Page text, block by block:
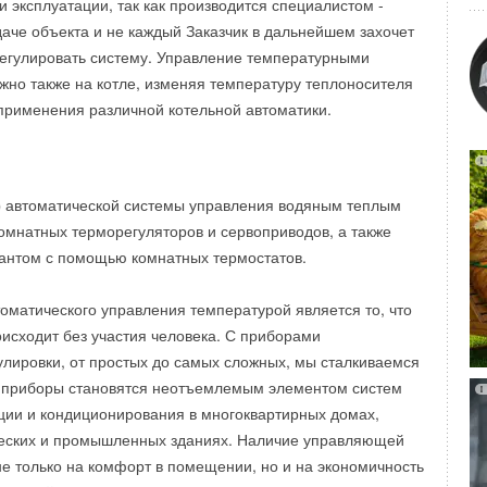
так как производится специалистом -
объекта и не каждый Заказчик в дальнейшем захочет
систему. Управление температурными
также на котле, изменяя температуру теплоносителя
различной котельной автоматики.
системы управления водяным теплым
терморегуляторов и сервоприводов, а также
с помощью комнатных термостатов.
управления температурой является то, что
без участия человека. С приборами
от простых до самых сложных, мы сталкиваемся
становятся неотъемлемым элементом систем
и кондиционирования в многоквартирных домах,
и промышленных зданиях. Наличие управляющей
только на комфорт в помещении, но и на экономичность
для детей стал праздничный обед и веселое
аниматоров.
встретили волонтеров уже у самых ворот интерната,
много вопросов и старались чем-нибудь помочь.
аквагрима пользовались такой популярностью,
огромная очередь из желающих.
удалении от больших городов, Ильинская
значительно обделена общественным
один на один со своими проблемами. Поэтому для
Ильинской школы-интерната был столь очевидным.
деятельности старается выбирать
хоть это порой и очень нелегко.
схемам. Эта информация доступна для устройств
предлагает на выбор два графических метода поиска
внешний вид компрессора Danfoss Turbocor
выбирает интересующий его сегмент,
пользователя на веб-страницу, где он может
определены, можно перейти к поиску
причину, с помощью приложения TurboTool можно
решений, к которому приложены описания
для устранения конкретных симптомов. Для того
диагностировать и устранять неполадки, переход